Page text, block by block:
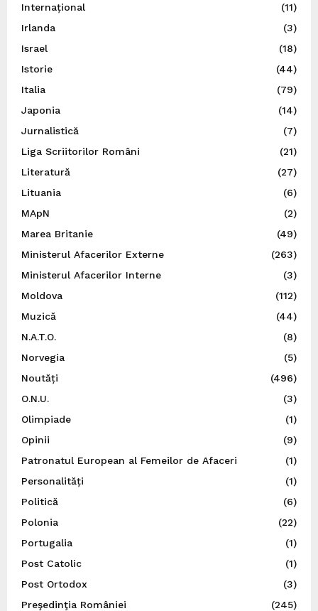
Internațional
(11)
Irlanda
(3)
Israel
(18)
Istorie
(44)
Italia
(79)
Japonia
(14)
Jurnalistică
(7)
Liga Scriitorilor Români
(21)
Literatură
(27)
Lituania
(6)
MApN
(2)
Marea Britanie
(49)
Ministerul Afacerilor Externe
(263)
Ministerul Afacerilor Interne
(3)
Moldova
(112)
Muzică
(44)
N.A.T.O.
(8)
Norvegia
(5)
Noutăți
(496)
O.N.U.
(3)
Olimpiade
(1)
Opinii
(9)
Patronatul European al Femeilor de Afaceri
(1)
Personalități
(1)
Politică
(6)
Polonia
(22)
Portugalia
(1)
Post Catolic
(1)
Post Ortodox
(3)
Preşedinţia României
(245)